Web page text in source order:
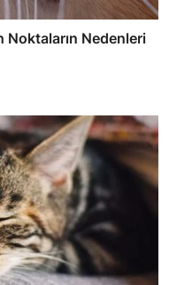
Noktaların Nedenleri